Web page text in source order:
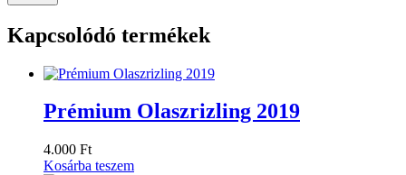
Kapcsolódó termékek
Prémium Olaszrizling 2019
4.000 Ft
Kosárba teszem